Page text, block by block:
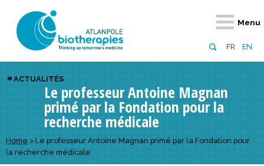
FR EN
Menu
Retour
À propos
Présentation du pôle
Domaines d’excellence
Retour
Numérique
Retour
Notre réseau
Membres du pôle
Partenaires
Réseau européen
Retour
Actus, événements, AAP
Actualités
Événements
Appels à projets
Retour
régionaux
nationaux
européens
Retour
Notre offre
Diversifiez votre réseau
Visez l’international
Développez vos projets d’innovation
Retour
Nous rejoindre
En tant qu’adhérent
En tant que partenaire
Retour
Emploi
Offres d’emploi
Candidatures
ACTUALITÉS
Le professeur Antoine Magnan
primé par la Fondation pour la
recherche médicale
Home > Le professeur Antoine Magnan primé par la Fondation pour
la recherche médicale